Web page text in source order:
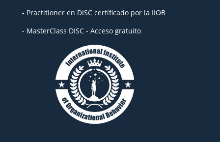
- Practitioner en DISC certificado por la IIOB
- MasterClass DISC - Acceso gratuito